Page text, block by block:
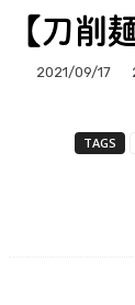
【刀削
2021/09/17
TAGS